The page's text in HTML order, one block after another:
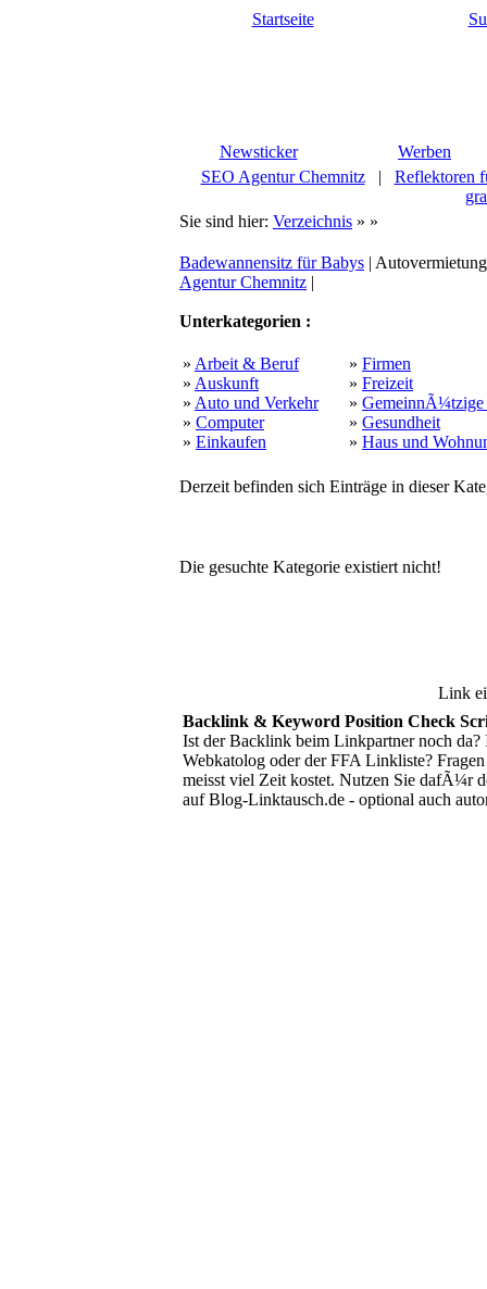
Startseite
Newsticker
Werben
SEO Agentur Chemnitz| Reflektoren
Sie sind hier: Verzeichnis » »
Badewannensitz für Babys |
Agentur Chemnitz |
Unterkategorien :
» Arbeit & Beruf
» Auskunft
» Auto und Verkehr
» Computer
» Einkaufen
» Firmen
» Freizeit
» GemeinnÃ¼tzige
» Gesundheit
» Haus und
Derzeit befinden sich Einträge in dieser
Die gesuchte Kategorie existiert nicht!
Link
Backlink & Keyword Position Check
Ist der Backlink beim Linkpartner noch
Webkatolog oder der FFA Linkliste?
meisst viel Zeit kostet. Nutzen Sie dafÃ¼r
auf Blog-Linktausch.de - optional auch